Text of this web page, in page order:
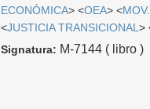
ECONÓMICA> <OEA> <
<JUSTICIA TRANSICIONAL>
Signatura: M-7144 ( libro )